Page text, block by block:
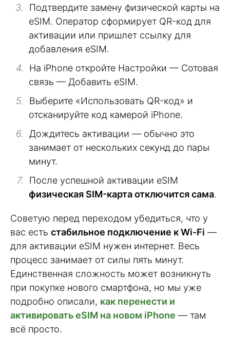
Подтвердите замену физической карты на
eSIM. Оператор сформирует QR-код для
активации или пришлет ссылку для
добавления eSIM.
На iPhone откройте Настройки — Сотовая
связь — Добавить eSIM.
Выберите «Использовать QR-код» и
отсканируйте код камерой iPhone.
Дождитесь активации — обычно это
занимает от нескольких секунд до пары
минут.
После успешной активации eSIM
физическая SIM-карта отключится сама.
Советую перед переходом убедиться, что у
вас есть стабильное подключение к Wi-Fi —
для активации eSIM нужен интернет. Весь
процесс занимает от силы пять минут.
Единственная сложность может возникнуть
при покупке нового смартфона, но мы уже
подробно описали, как перенести и
активировать eSIM на новом iPhone — там
всё просто.